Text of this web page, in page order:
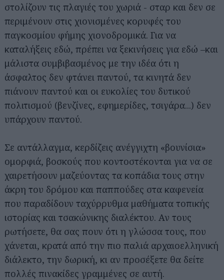
στολίζουν τις πλαγιές του χωριά - σταρ και δεν σε
περιμένουν στις χιονισμένες κορυφές του
παγκοσμίου φήμης χιονοδρομικά. Για να
καταλήξεις εδώ, πρέπει να ξεκινήσεις για εδώ –και
μάλιστα συμβιβασμένος με την ιδέα ότι η
άσφαλτος δεν φτάνει παντού, τα κινητά δεν
πιάνουν παντού και οι ευκολίες του δυτικού
πολιτισμού (βενζίνες, εφημερίδες, τσιγάρα...) δεν
υπάρχουν παντού.
Σε αντάλλαγμα, κερδίζεις ανέγγιχτη «βουνίσια»
ομορφιά, βοσκούς που κοντοστέκονται για να σε
χαιρετήσουν μαζεύοντας τα κοπάδια τους στην
άκρη του δρόμου και παππούδες στα καφενεία
που παραδίδουν ταχύρρυθμα μαθήματα τοπικής
ιστορίας και τσακώνικης διαλέκτου. Αν τους
ρωτήσετε, θα σας πουν ότι η γλώσσα τους, που
χάνεται, κρατά από την πιο παλιά αρχαιοελληνική
διάλεκτο, την δωρική, κι αν προσέξετε θα δείτε
πολλές πινακίδες γραμμένες σε αυτή.